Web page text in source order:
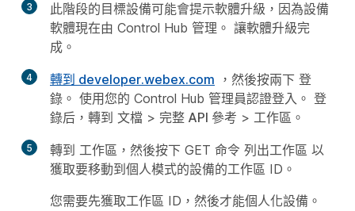
3
此階段的目標設備可能會提示軟體升級，因為設備
軟體現在由 Control Hub 管理。 讓軟體升級完
成。
4 轉到 developer.webex.com ，然後按兩下 登
錄 。 使用您的 Control Hub 管理員認證登入。 登
錄后，轉到 文檔 > 完整 API 參考 > 工作區 。
5 轉到 工作區，然後按下 GET 命令 列出工作區 以
獲取要移動到個人模式的設備的工作區 ID。
您需要先獲取工作區 ID，然後才能個人化設備。